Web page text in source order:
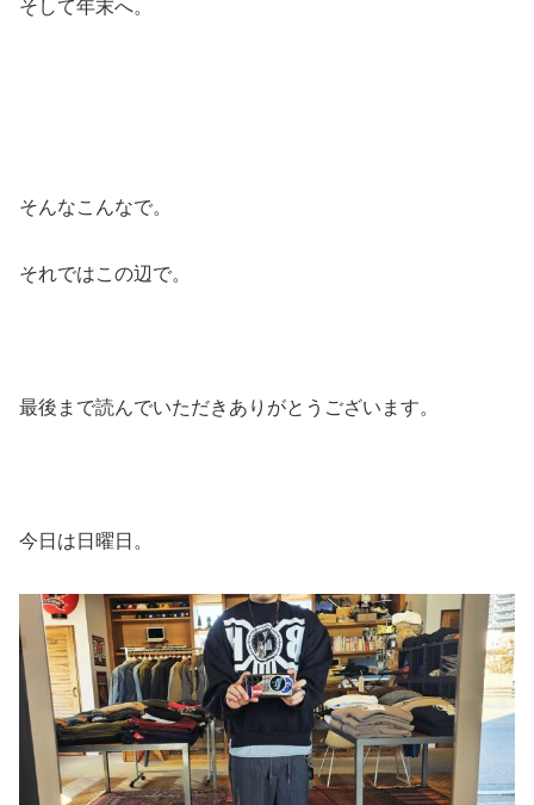
そして年末へ。
そんなこんなで。
それではこの辺で。
最後まで読んでいただきありがとうございます。
今日は日曜日。